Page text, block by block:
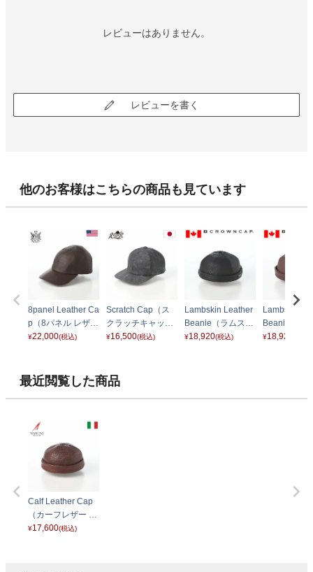
レビューはありません。
レビューを書く
他のお客様はこちらの商品も見ています
8panel Leather Ca
p（8パネル レザー
キャップ） ブラウ
¥22,000(税込)
Scratch Cap（ス
クラッチキャッ
プ） ブラック
¥16,500(税込)
Lambskin Leather
Beanie（ラムスキ
ンレザー ビーニ
¥18,920(税込)
Lambskin
Beanie（ラ
ンレザー ビ
¥18,920
最近閲覧した商品
Calf Leather Cap
（カーフレザー キ
ャップ） BN148
¥17,600(税込)